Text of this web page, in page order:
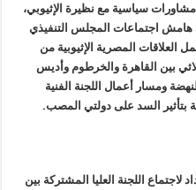
سياسية مع نظيرة الإثيوبي،
هامش اجتماعات المجلس التنفيذي
العلاقات المصرية الإثيوبية من
بين القاهرة والخرطوم وأديس
ومسار أعمال اللجنة الفنية
بتأثير السد على دولتي المصب.
لاجتماع اللجنة العليا المشتركة بين